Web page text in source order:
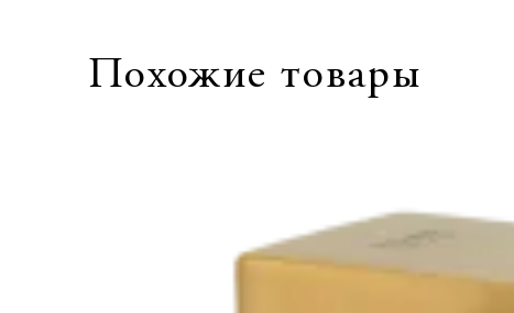
Похожие товары